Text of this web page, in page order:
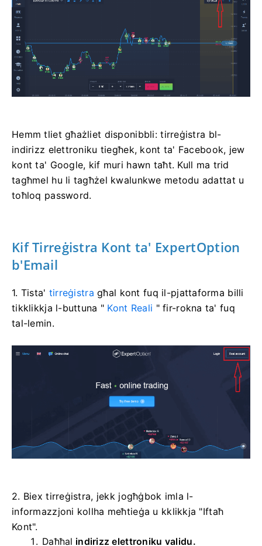
Hemm tliet għażliet disponibbli: tirreġistra bl-
indirizz elettroniku tiegħek, kont ta' Facebook, jew
kont ta' Google, kif muri hawn taħt. Kull ma trid
tagħmel hu li tagħżel kwalunkwe metodu adattat u
toħloq password.
Kif Tirreġistra Kont ta' ExpertOption
b'Email
1. Tista' tirreġistra għal kont fuq il-pjattaforma billi
tikklikkja l-buttuna " Kont Reali " fir-rokna ta' fuq
tal-lemin.
2. Biex tirreġistra, jekk jogħġbok imla l-
informazzjoni kollha meħtieġa u kklikkja "Iftaħ
Kont".
Daħħal indirizz elettroniku validu.